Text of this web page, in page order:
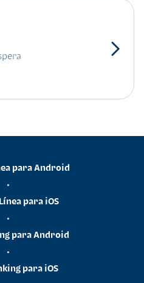
para Android
•
para iOS
•
para Android
•
para iOS